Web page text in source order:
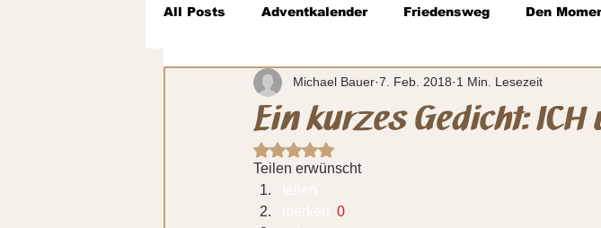
All Posts Adventkalender Friedensweg Den
Von Vater zu Vater wertvolle Kommunikation
Sprache des Seins & Politik
Ein kurzes Gedicht: ICH
Michael Bauer 7. Feb. 2018 1 Min. Lesezeit
Mit NaN von 5 Sternen bewertet.
Teilen erwünscht
0